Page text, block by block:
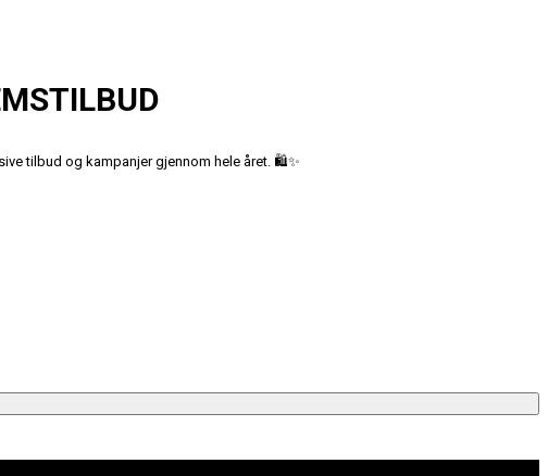
tilbud og kampanjer gjennom hele året. 🛍️✨